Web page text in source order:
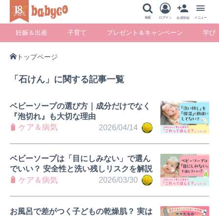
検索 ログイン 会員登録 メニュー
妊娠＆出産 子育て プレゼント＆キャンペーン 学び
トップページ
「石けん」に関する記事一覧
2026/04/14
ベビーソープの選び方｜成分だけでなく
『泡切れ』も大切な理由
ケア＆病気
2026/03/30
ベビーソープは「目にしみない」で選ん
でいい？ 安全性と洗い残しリスクを解説
ケア＆病気
お風呂で差がつく子どもの乾燥肌？ 実は
ャンペーン